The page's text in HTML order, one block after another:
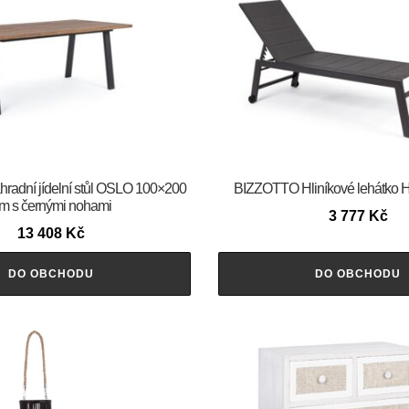
jídelní stůl OSLO 100×200
s černými nohami
13 408 Kč
DO OBCHODU
BIZZOTTO Hliníkové lehátko
3 777 Kč
DO OBCHODU